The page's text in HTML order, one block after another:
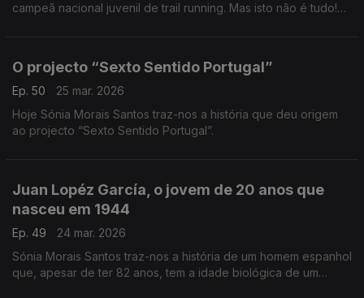
campeã nacional juvenil de trail running. Mas isto não é tudo!
O projecto “Sexto Sentido Portugal”
Ep. 50
25 mar. 2026
Hoje Sónia Morais Santos traz-nos a história que deu origem
ao projecto “Sexto Sentido Portugal”.
Juan Lopéz García, o jovem de 20 anos que
nasceu em 1944
Ep. 49
24 mar. 2026
Sónia Morais Santos traz-nos a história de um homem espanhol
que, apesar de ter 82 anos, tem a idade biológica de um